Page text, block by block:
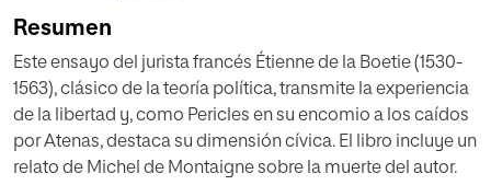
Resumen
Este ensayo del jurista francés Étienne de la Boetie (1530-
1563), clásico de la teoría política, transmite la experiencia
de la libertad y, como Pericles en su encomio a los caídos
por Atenas, destaca su dimensión cívica. El libro incluye un
relato de Michel de Montaigne sobre la muerte del autor.